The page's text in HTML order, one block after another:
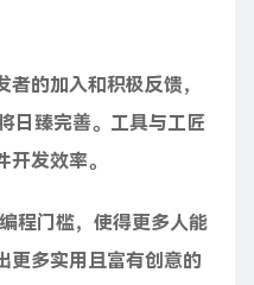
的加入和积极反馈，
日臻完善。工具与工匠
发效率。
程门槛，使得更多人能
更多实用且富有创意的